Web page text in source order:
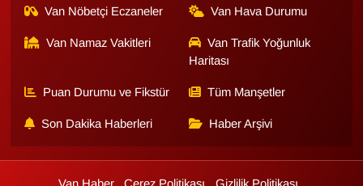
Van Nöbetçi Eczaneler Van Hava Durumu
Van Namaz Vakitleri
Van Trafik Yoğunluk
Haritası
Puan Durumu ve Fikstür Tüm Manşetler
Son Dakika Haberleri Haber Arşivi
Turizm
VAN'DA SPOR
Vasıta